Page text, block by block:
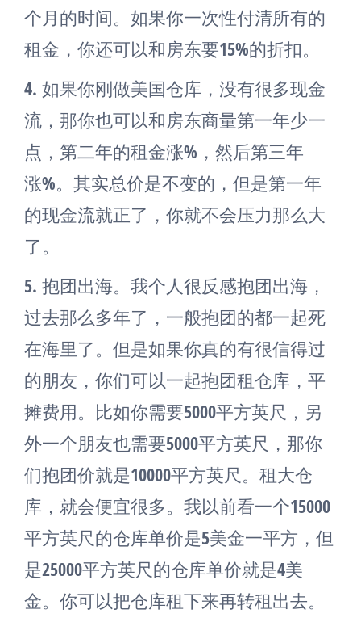
个月的时间。如果你一次性付清所有的
租金，你还可以和房东要15%的折扣。
4. 如果你刚做美国仓库，没有很多现金
流，那你也可以和房东商量第一年少一
点，第二年的租金涨%，然后第三年
涨%。其实总价是不变的，但是第一年
的现金流就正了，你就不会压力那么大
了。
5. 抱团出海。我个人很反感抱团出海，
过去那么多年了，一般抱团的都一起死
在海里了。但是如果你真的有很信得过
的朋友，你们可以一起抱团租仓库，平
摊费用。比如你需要5000平方英尺，另
外一个朋友也需要5000平方英尺，那你
们抱团价就是10000平方英尺。租大仓
库，就会便宜很多。我以前看一个15000
平方英尺的仓库单价是5美金一平方，但
是25000平方英尺的仓库单价就是4美
金。你可以把仓库租下来再转租出去。